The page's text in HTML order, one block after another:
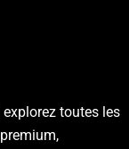
toutes les